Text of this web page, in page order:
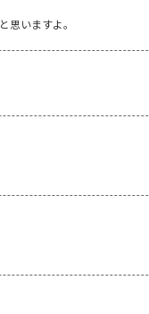
いますよ。